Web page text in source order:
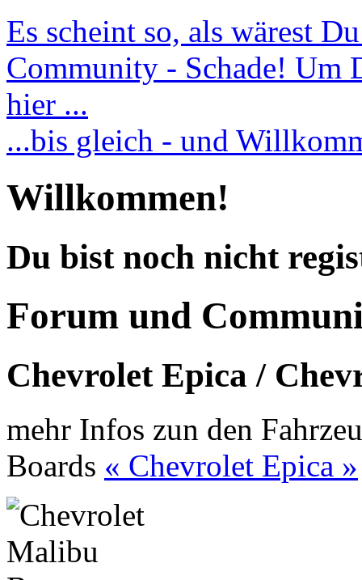
Es scheint so, als wärest
Community - Schade! Um
hier ...
...bis gleich - und
Willkommen!
Du bist noch nicht
Forum und
Chevrolet Epica /
mehr Infos zun den
Boards « Chevrolet Epica »